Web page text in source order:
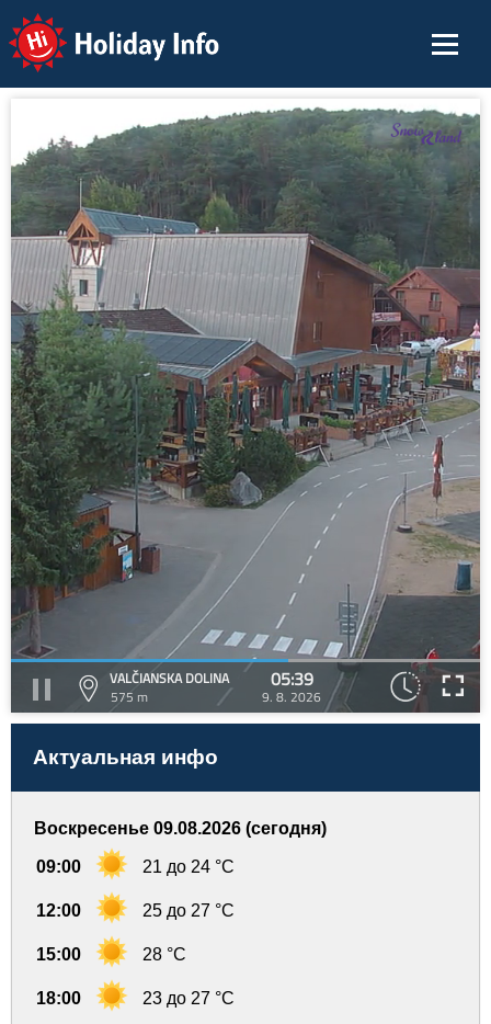
Holiday Info
VALČIANSKA DOLINA
575 m
05:39
9. 8. 2026
Актуальная инфо
Воскресенье 09.08.2026 (сегодня)
09:00 21 до 24 °C
12:00 25 до 27 °C
15:00 28 °C
18:00 23 до 27 °C